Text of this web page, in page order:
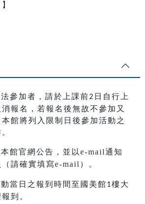
參加者，請於上課前2 日自行上
報名，若報名後無故不參加又
館將列入限制日後參加活動之
館官網公告，並以e-mail通知
請確實填寫e-mail）。
當日之報到時間至國美館1樓大
到。